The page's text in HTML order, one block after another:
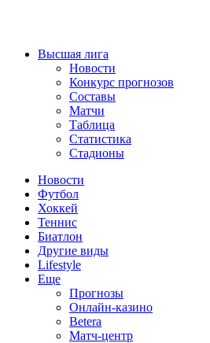
Высшая лига
Новости
Конкурс прогнозов
Составы
Матчи
Таблица
Статистика
Стадионы
Новости
Футбол
Хоккей
Теннис
Биатлон
Другие виды
Lifestyle
Еще
Прогнозы
Онлайн-казино
Betera
Матч-центр